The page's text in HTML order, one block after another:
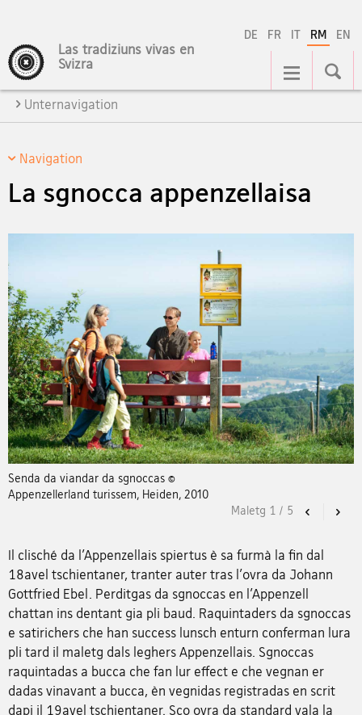
DE FR IT RM EN
Las tradiziuns vivas en
Svizra
Hauptnavigation
Unternavigation
Navigation
La sgnocca appenzellaisa
Senda da viandar da sgnoccas ©
Appenzellerland turissem, Heiden, 2010
Previous
Maletg 1 / 5
Il clisché da l'Appenzellais spiertus è sa furmà la fin dal
18avel tschientaner, tranter auter tras l'ovra da Johann
Gottfried Ebel. Perditgas da sgnoccas en l'Appenzell
chattan ins dentant gia pli baud. Raquintaders da sgnoccas
e satirichers che han success lunsch enturn conferman lura
pli tard il maletg dals leghers Appenzellais. Sgnoccas
raquintadas a bucca che fan lur effect e che vegnan er
dadas vinavant a bucca, èn vegnidas registradas en scrit
dapi il 19avel tschientaner. Sco ovra da standard vala la